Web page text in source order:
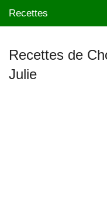
Recettes
Mes blogs préférés
Recettes de
Julie